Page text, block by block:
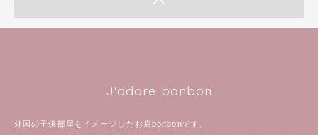
J'adore bonbon
外国の子供部屋をイメージしたお店bonbonです。